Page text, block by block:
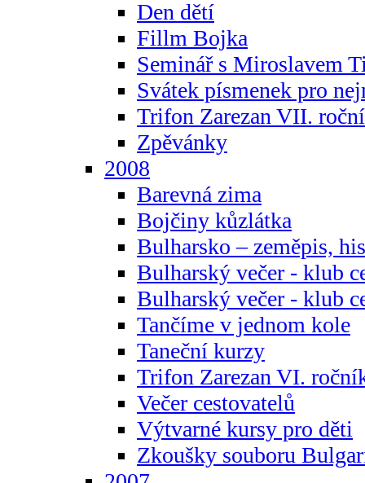
Den dětí
Fillm Bojka
Seminář s Miroslavem
Svátek písmenek pro
Trifon Zarezan VII.
Zpěvánky
2008
Barevná zima
Bojčiny kůzlátka
Bulharsko – zeměpis,
Bulharský večer - klub
Bulharský večer - klub
Tančíme v jednom kole
Taneční kurzy
Trifon Zarezan VI.
Večer cestovatelů
Výtvarné kursy pro děti
Zkoušky souboru